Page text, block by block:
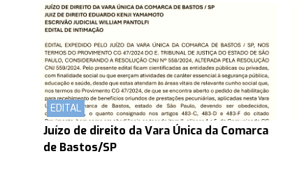
EDITAL
Juízo de direito da Vara Única da Comarca
de Bastos/SP